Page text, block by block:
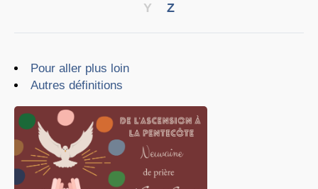
Y
Z
Pour aller plus loin
Autres définitions